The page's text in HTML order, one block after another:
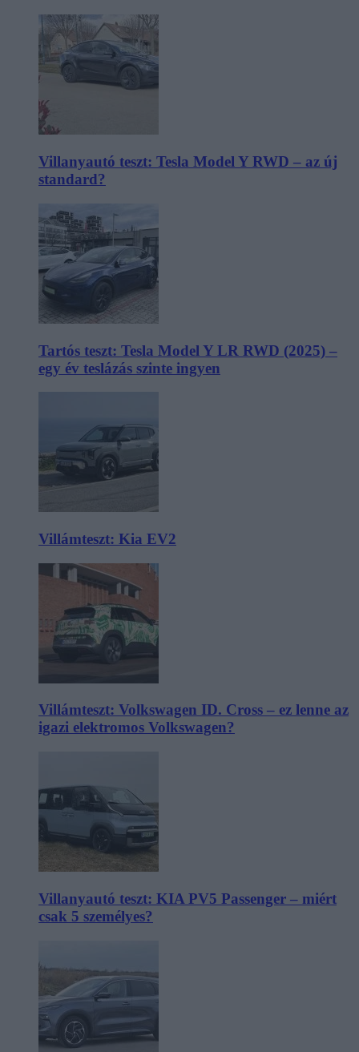
Villanyautó teszt: Tesla Model Y RWD – az új
standard?
Tartós teszt: Tesla Model Y LR RWD (2025) –
egy év teslázás szinte ingyen
Villámteszt: Kia EV2
Villámteszt: Volkswagen ID. Cross – ez lenne az
igazi elektromos Volkswagen?
Villanyautó teszt: KIA PV5 Passenger – miért
csak 5 személyes?